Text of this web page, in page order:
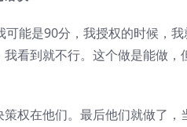
能是90分，我授权的时候，
看到就不行。这个做是能做
权在他们。最后他们就做了